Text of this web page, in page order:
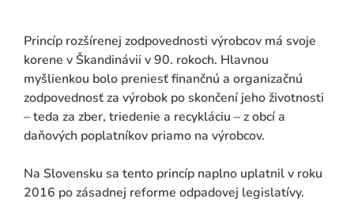
Princíp rozšírenej zodpovednosti výrobcov má svoje
korene v Škandinávii v 90. rokoch. Hlavnou
myšlienkou bolo preniesť finančnú a organizačnú
zodpovednosť za výrobok po skončení jeho životnosti
– teda za zber, triedenie a recykláciu – z obcí a
daňových poplatníkov priamo na výrobcov.
Na Slovensku sa tento princíp naplno uplatnil v roku
2016 po zásadnej reforme odpadovej legislatívy.